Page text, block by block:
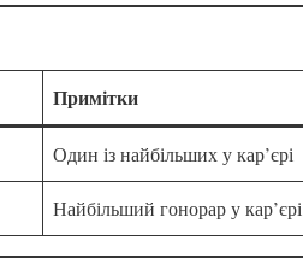
Примітки
Один із найбільших у кар’єрі
Найбільший гонорар у кар’єрі